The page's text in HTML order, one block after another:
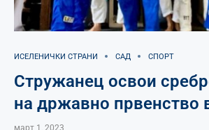
ИСЕЛЕНИЧКИ СТРАНИ САД СПОРТ
Стружанец освои
на државно првенство
март 1, 2023